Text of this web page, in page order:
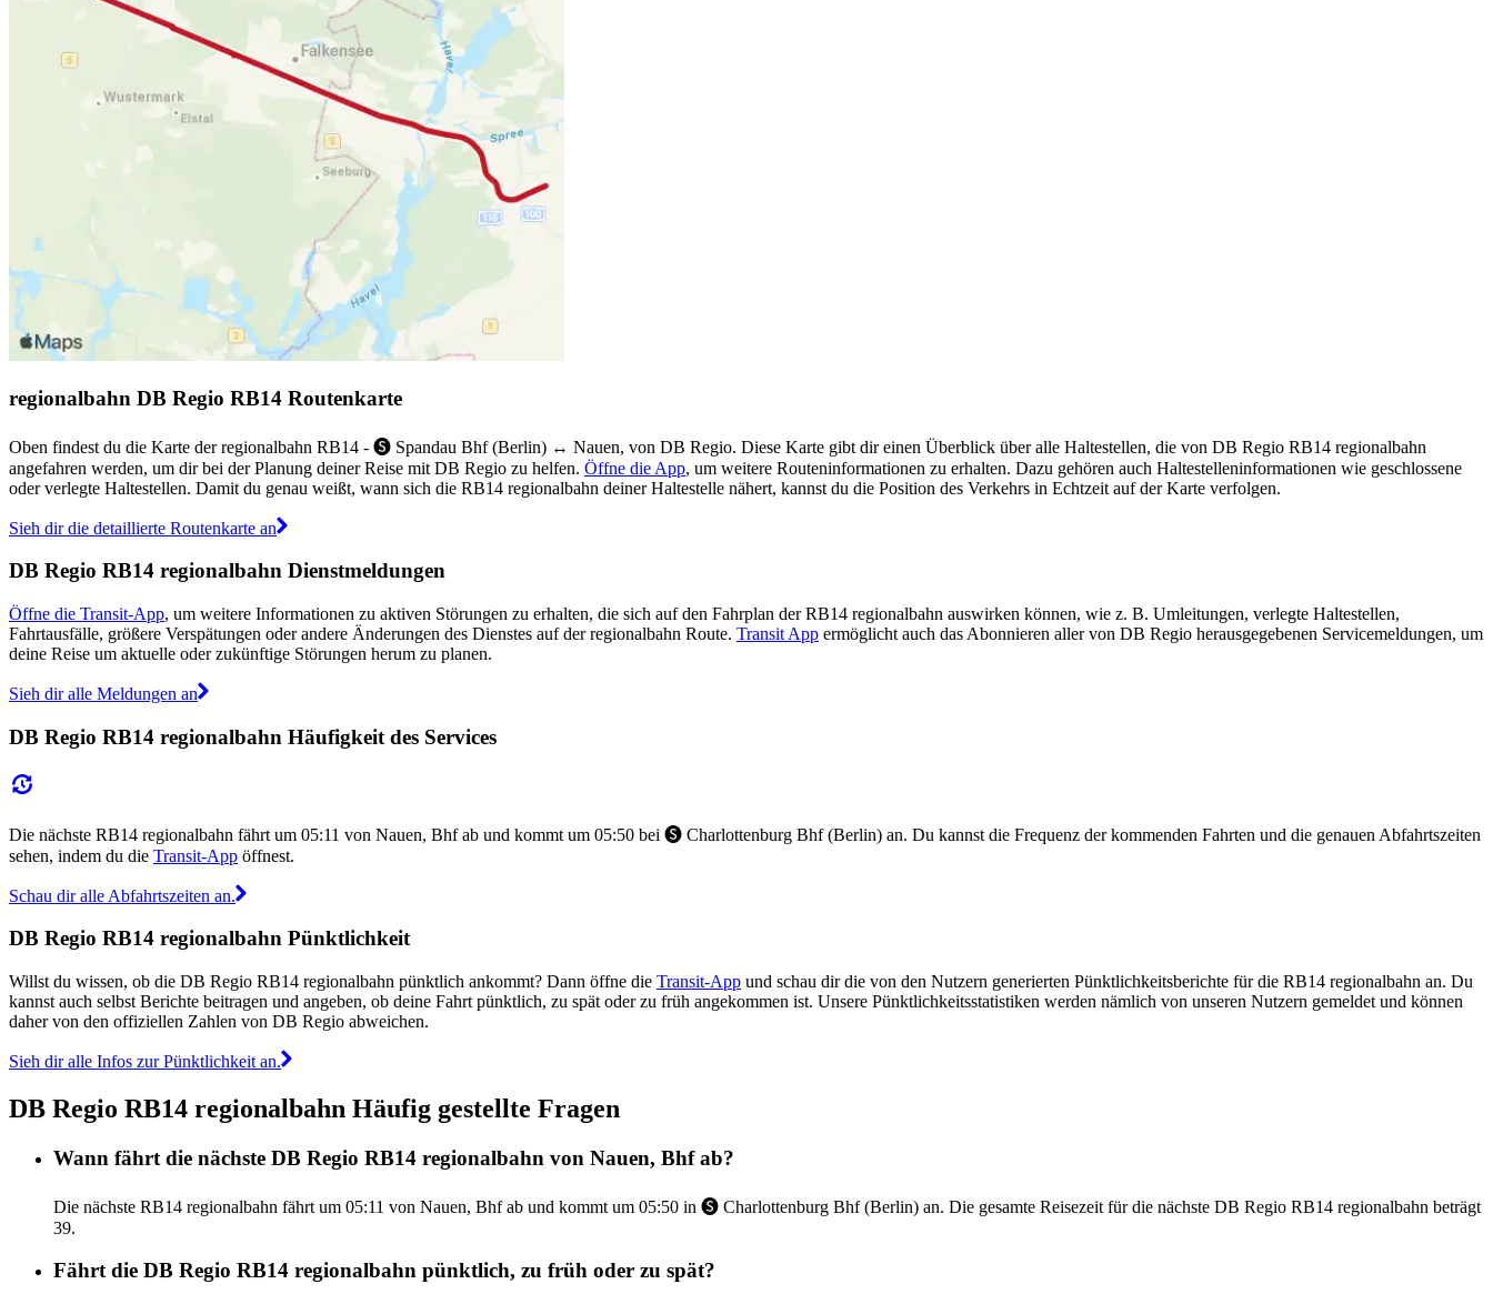
regionalbahn DB Regio RB14 Routenkarte
Oben findest du die Karte der regionalbahn RB14 - 🅢 Spandau Bhf (Berlin) ↔︎ Nauen, von DB Regio. Diese Karte gibt dir einen Überblick über alle Haltestellen, die von DB Regio RB14 regionalbahn
angefahren werden, um dir bei der Planung deiner Reise mit DB Regio zu helfen. Öffne die App, um weitere Routeninformationen zu erhalten. Dazu gehören auch Haltestelleninformationen wie geschlossene
oder verlegte Haltestellen. Damit du genau weißt, wann sich die RB14 regionalbahn deiner Haltestelle nähert, kannst du die Position des Verkehrs in Echtzeit auf der Karte verfolgen.
Sieh dir die detaillierte Routenkarte an
DB Regio RB14 regionalbahn Dienstmeldungen
Öffne die Transit-App, um weitere Informationen zu aktiven Störungen zu erhalten, die sich auf den Fahrplan der RB14 regionalbahn auswirken können, wie z. B. Umleitungen, verlegte Haltestellen,
Fahrtausfälle, größere Verspätungen oder andere Änderungen des Dienstes auf der regionalbahn Route. Transit App ermöglicht auch das Abonnieren aller von DB Regio herausgegebenen Servicemeldungen, um
deine Reise um aktuelle oder zukünftige Störungen herum zu planen.
Sieh dir alle Meldungen an
DB Regio RB14 regionalbahn Häufigkeit des Services
Die nächste RB14 regionalbahn fährt um 05:11 von Nauen, Bhf ab und kommt um 05:50 bei 🅢 Charlottenburg Bhf (Berlin) an. Du kannst die Frequenz der kommenden Fahrten und die genauen Abfahrtszeiten
sehen, indem du die Transit-App öffnest.
Schau dir alle Abfahrtszeiten an.
DB Regio RB14 regionalbahn Pünktlichkeit
Willst du wissen, ob die DB Regio RB14 regionalbahn pünktlich ankommt? Dann öffne die Transit-App und schau dir die von den Nutzern generierten Pünktlichkeitsberichte für die RB14 regionalbahn an. Du
kannst auch selbst Berichte beitragen und angeben, ob deine Fahrt pünktlich, zu spät oder zu früh angekommen ist. Unsere Pünktlichkeitsstatistiken werden nämlich von unseren Nutzern gemeldet und können
daher von den offiziellen Zahlen von DB Regio abweichen.
Sieh dir alle Infos zur Pünktlichkeit an.
DB Regio RB14 regionalbahn Häufig gestellte Fragen
Wann fährt die nächste DB Regio RB14 regionalbahn von Nauen, Bhf ab?
Die nächste RB14 regionalbahn fährt um 05:11 von Nauen, Bhf ab und kommt um 05:50 in 🅢 Charlottenburg Bhf (Berlin) an. Die gesamte Reisezeit für die nächste DB Regio RB14 regionalbahn beträgt
39.
Fährt die DB Regio RB14 regionalbahn pünktlich, zu früh oder zu spät?